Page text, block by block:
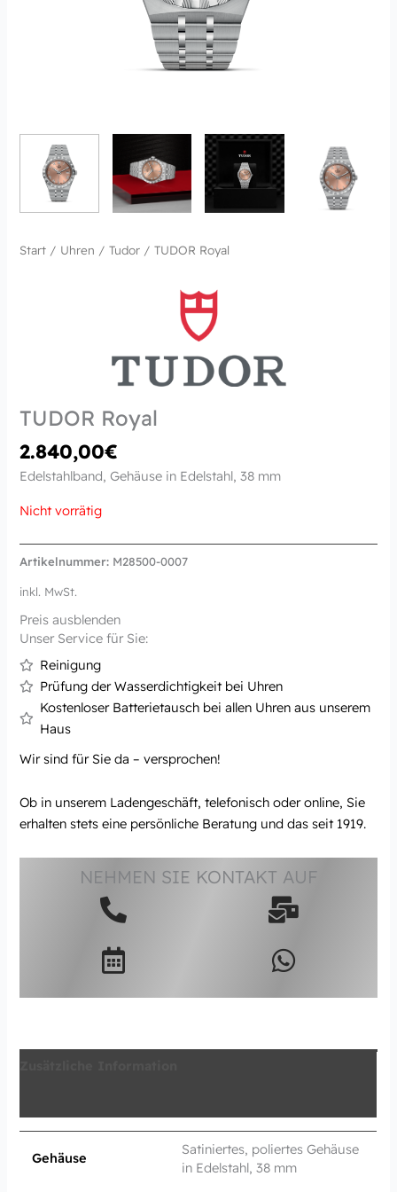
Start / Uhren /Tudor / TUDOR Royal
TUDOR Royal
2.840,00€
Edelstahlband, Gehäuse in Edelstahl, 38 mm
Nicht vorrätig
Artikelnummer: M28500-0007
inkl. MwSt.
Preis ausblenden
Unser Service für Sie:
Reinigung
Prüfung der Wasserdichtigkeit bei Uhren
Kostenloser Batterietausch bei allen Uhren aus unserem
Haus
Wir sind für Sie da – versprochen!
Ob in unserem Ladengeschäft, telefonisch oder online, Sie
erhalten stets eine persönliche Beratung und das seit 1919.
NEHMEN SIE KONTAKT AUF
Gehäuse
Satiniertes, poliertes Gehäuse
in Edelstahl, 38 mm